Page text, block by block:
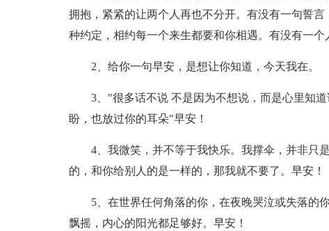
拥抱，紧紧的让两个人再也不分开。有没有一句誓
种约定，相约每一个来生都要和你相遇。有没有一
2、给你一句早安，是想让你知道，今天我在。
3、"很多话不说 不是因为不想说，而是心里知
盼，也放过你的耳朵"早安！
4、我微笑，并不等于我快乐。我撑伞，并非只
的，和你给别人的是一样的，那我就不要了。早安！
5、在世界任何角落的你，在夜晚哭泣或失落的
飘摇，内心的阳光都足够好。早安！